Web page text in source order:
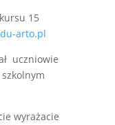
15
arto.pl
uczniowie
wyrażacie